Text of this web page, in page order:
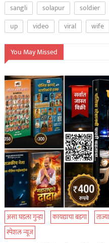
sangli
solapur soldier
up
video viral wife
You May Missed
असा घडला गुन्हा कायद्याचा बडगा
स्पेशल न्यूज